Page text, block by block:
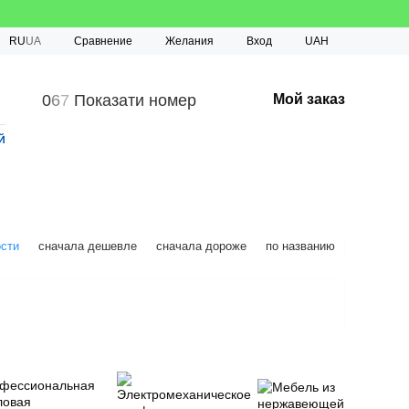
RUUA Сравнение Желания Вход UAH
067 Показати номер Мой заказ
сначала дешевле сначала дороже по названию